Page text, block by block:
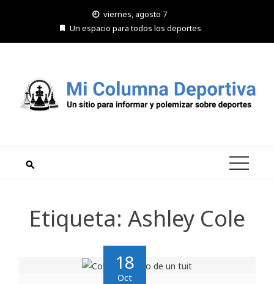
viernes, agosto 7
Un espacio para todos los deportes
Etiqueta: Ashley Cole
18
Oct